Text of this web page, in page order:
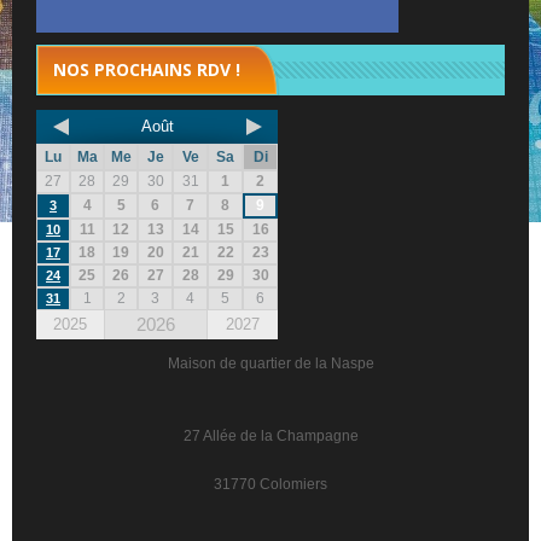
NOS PROCHAINS RDV !
Août
Lu Ma Me Je Ve Sa
Di
27
28 29 30 31 1 2
3 4 5 6 7 8 9
10 11 12 13 14 15 16
17 18 19 20 21 22 23
24 25 26 27 28 29 30
31 1 2 3 4 5 6
2025 2026 2027
Maison de quartier de la Naspe
27 Allée de la Champagne
31770 Colomiers